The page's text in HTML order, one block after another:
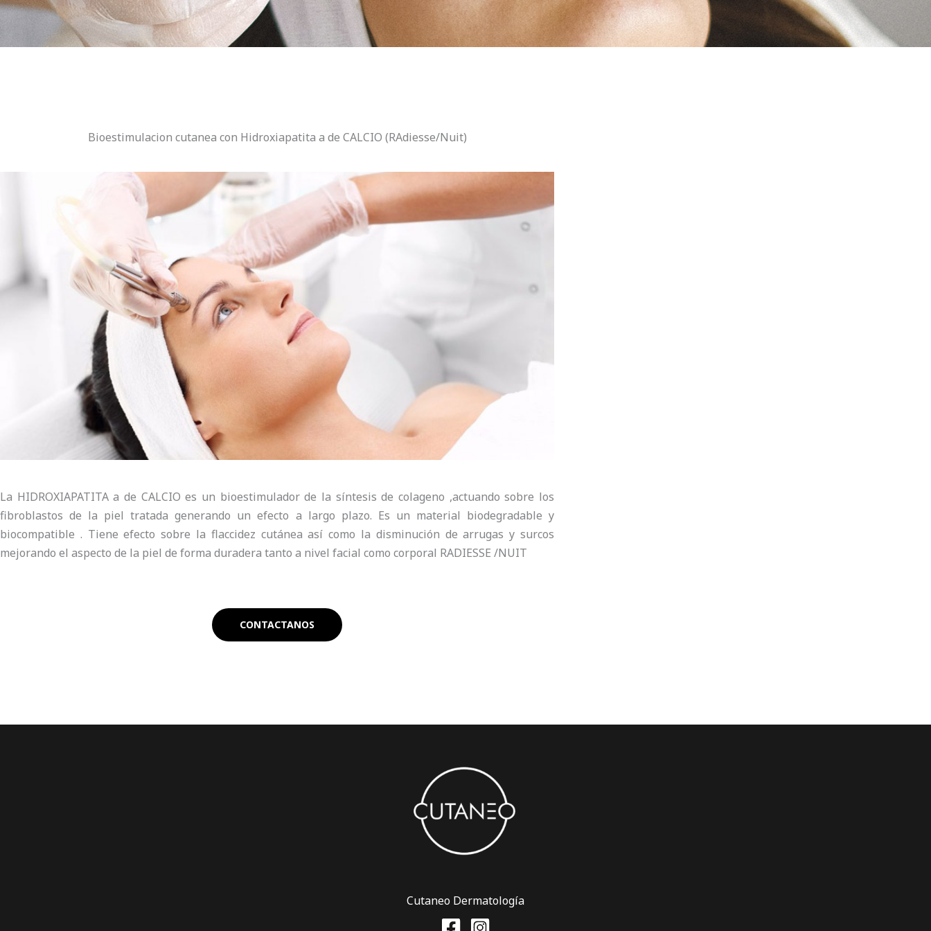
Bioestimulacion cutanea con Hidroxiapatita a de CALCIO (RAdiesse/Nuit)
La HIDROXIAPATITA a de CALCIO es un bioestimulador de la síntesis de colageno ,actuando sobre los
fibroblastos de la piel tratada generando un efecto a largo plazo. Es un material biodegradable y
biocompatible . Tiene efecto sobre la flaccidez cutánea así como la disminución de arrugas y surcos
mejorando el aspecto de la piel de forma duradera tanto a nivel facial como corporal RADIESSE /NUIT
CONTACTANOS
Cutaneo Dermatología